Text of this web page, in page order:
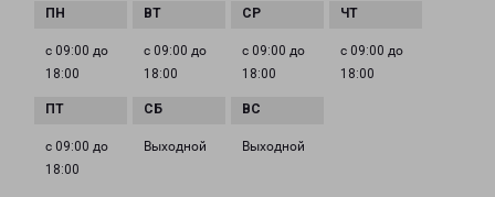
с 09:00 до
18:00
с 09:00 до
18:00
с 09:00 до
18:00
с 09:00 до
18:00
с 09:00 до
18:00
Выходной Выходной